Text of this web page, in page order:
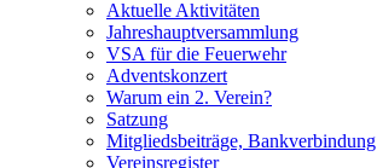
Aktuelle Aktivitäten
Jahreshauptversammlung
VSA für die Feuerwehr
Adventskonzert
Warum ein 2. Verein?
Satzung
Mitgliedsbeiträge, Bankverbindung
Vereinsregister